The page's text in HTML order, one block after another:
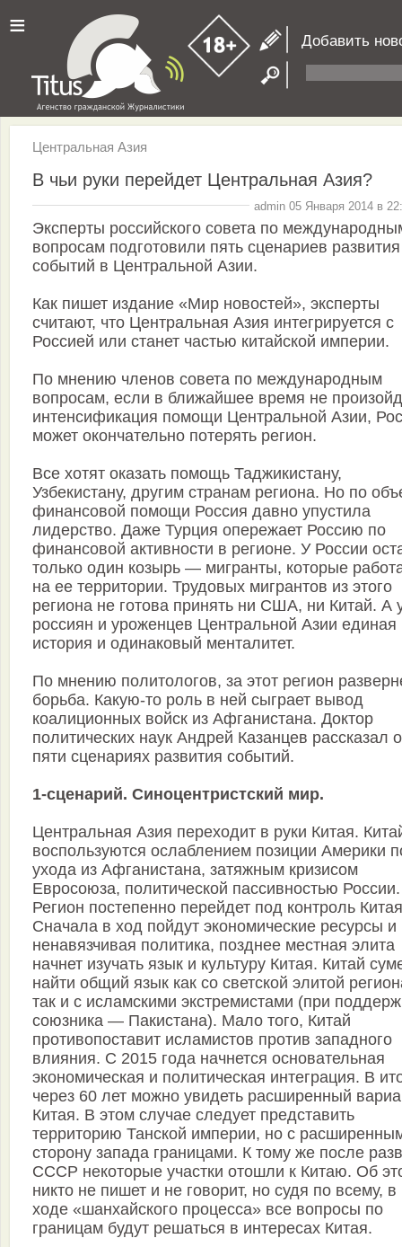
≡ Добавить
Центральная Азия
В чьи руки перейдет Центральная Азия?
admin 05 Января 2014 в
Эксперты российского совета по
вопросам подготовили пять сценариев развития
событий в Центральной Азии.
Как пишет издание «Мир новостей», эксперты
считают, что Центральная Азия интегрируется с
Россией или станет частью китайской империи.
По мнению членов совета по международным
вопросам, если в ближайшее время не
интенсификация помощи Центральной Азии,
может окончательно потерять регион.
Все хотят оказать помощь Таджикистану,
Узбекистану, другим странам региона. Но по
финансовой помощи Россия давно упустила
лидерство. Даже Турция опережает Россию по
финансовой активности в регионе. У России
только один козырь — мигранты, которые
на ее территории. Трудовых мигрантов из этого
региона не готова принять ни США, ни Китай. А
россиян и уроженцев Центральной Азии единая
история и одинаковый менталитет.
По мнению политологов, за этот регион
борьба. Какую-то роль в ней сыграет вывод
коалиционных войск из Афганистана. Доктор
политических наук Андрей Казанцев рассказал о
пяти сценариях развития событий.
1-сценарий. Синоцентристский мир.
Центральная Азия переходит в руки Китая.
воспользуются ослаблением позиции Америки
ухода из Афганистана, затяжным кризисом
Евросоюза, политической пассивностью России.
Регион постепенно перейдет под контроль
Сначала в ход пойдут экономические ресурсы и
ненавязчивая политика, позднее местная элита
начнет изучать язык и культуру Китая. Китай
найти общий язык как со светской элитой
так и с исламскими экстремистами (при
союзника — Пакистана). Мало того, Китай
противопоставит исламистов против западного
влияния. С 2015 года начнется основательная
экономическая и политическая интеграция. В
через 60 лет можно увидеть расширенный
Китая. В этом случае следует представить
территорию Танской империи, но с
сторону запада границами. К тому же после
СССР некоторые участки отошли к Китаю. Об
никто не пишет и не говорит, но судя по всему, в
ходе «шанхайского процесса» все вопросы по
границам будут решаться в интересах Китая.